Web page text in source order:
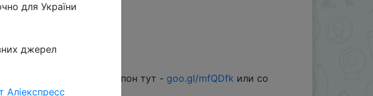
и потом получаем купон тут - goo.gl/mfQDfk или со
для України
джерел
Аліекспресс